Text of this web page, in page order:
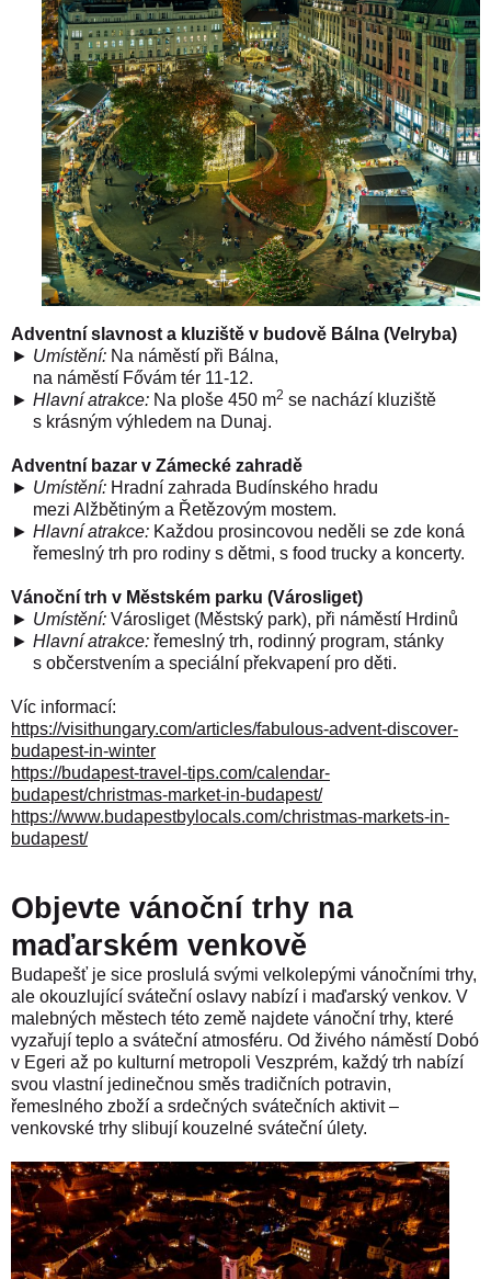
Adventní slavnost a kluziště v budově Bálna (Velryba)
► Umístění: Na náměstí při Bálna,
na náměstí Fővám tér 11-12.
► Hlavní atrakce: Na ploše 450 m2 se nachází kluziště
s krásným výhledem na Dunaj.
Adventní bazar v Zámecké zahradě
► Umístění: Hradní zahrada Budínského hradu
mezi Alžbětiným a Řetězovým mostem.
► Hlavní atrakce: Každou prosincovou neděli se zde koná
řemeslný trh pro rodiny s dětmi, s food trucky a koncerty.
Vánoční trh v Městském parku (Városliget)
► Umístění: Városliget (Městský park), při náměstí Hrdinů
► Hlavní atrakce: řemeslný trh, rodinný program, stánky
s občerstvením a speciální překvapení pro děti.
Víc informací:
https://visithungary.com/articles/fabulous-advent-discover-
budapest-in-winter
https://budapest-travel-tips.com/calendar-
budapest/christmas-market-in-budapest/
https://www.budapestbylocals.com/christmas-markets-in-
budapest/
Objevte vánoční trhy na
maďarském venkově
Budapešť je sice proslulá svými velkolepými vánočními trhy,
ale okouzlující sváteční oslavy nabízí i maďarský venkov. V
malebných městech této země najdete vánoční trhy, které
vyzařují teplo a sváteční atmosféru. Od živého náměstí Dobó
v Egeri až po kulturní metropoli Veszprém, každý trh nabízí
svou vlastní jedinečnou směs tradičních potravin,
řemeslného zboží a srdečných svátečních aktivit –
venkovské trhy slibují kouzelné sváteční úlety.